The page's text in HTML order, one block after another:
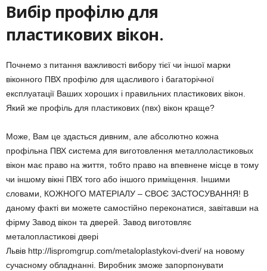
Вибір профілю для
пластикових вікон.
Почнемо з питання важливості вибору тієї чи іншої марки
віконного ПВХ профілю для щасливого і багаторічної
експлуатації Ваших хороших і правильних пластикових вікон.
Який же профіль для пластикових (пвх) вікон краще?
Може, Вам це здасться дивним, але абсолютно кожна
профільна ПВХ система для виготовлення металлоластиковых
вікон має право на життя, тобто право на впевнене місце в тому
чи іншому вікні ПВХ того або іншого приміщення. Іншими
словами, КОЖНОГО МАТЕРІАЛУ – СВОЄ ЗАСТОСУВАННЯ! В
даному факті ви можете самостійно переконатися, завітавши на
фірму Завод вікон та дверей. Завод виготовляє
металопластикові двері
Львів http://lispromgrup.com/metaloplastykovi-dveri/ на новому
сучасному обладнанні. Виробник зможе запорпонувати